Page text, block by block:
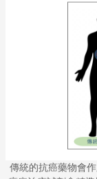
傳統的抗癌藥物會